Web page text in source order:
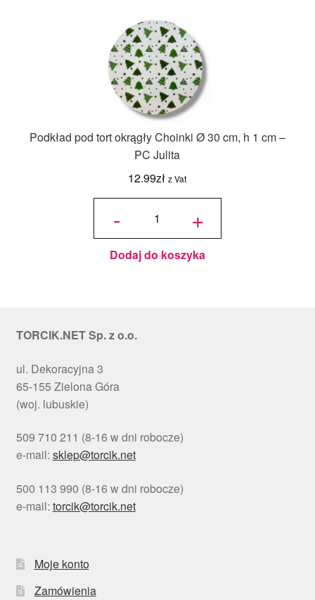
Podkład pod tort okrągły Choinki Ø 30 cm, h 1 cm –
PC Julita
12.99zł z Vat
-
ilość
okrągły
Choinki
Ø 30
cm, h 1
cm - PC
+
Dodaj do koszyka
TORCIK.NET Sp. z o.o.
ul. Dekoracyjna 3
65-155 Zielona Góra
(woj. lubuskie)
509 710 211 (8-16 w dni robocze)
e-mail: sklep@torcik.net
500 113 990 (8-16 w dni robocze)
e-mail: torcik@torcik.net
Moje konto
Zamówienia